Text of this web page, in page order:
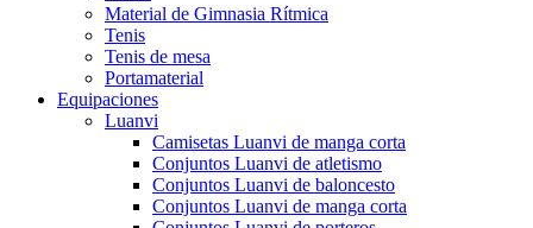
Material de Gimnasia Rítmica
Tenis
Tenis de mesa
Portamaterial
Equipaciones
Luanvi
Camisetas Luanvi de manga corta
Conjuntos Luanvi de atletismo
Conjuntos Luanvi de baloncesto
Conjuntos Luanvi de manga corta